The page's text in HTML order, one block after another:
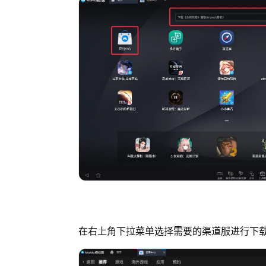
在右上角下拉菜单选择需要的渠道服进行下